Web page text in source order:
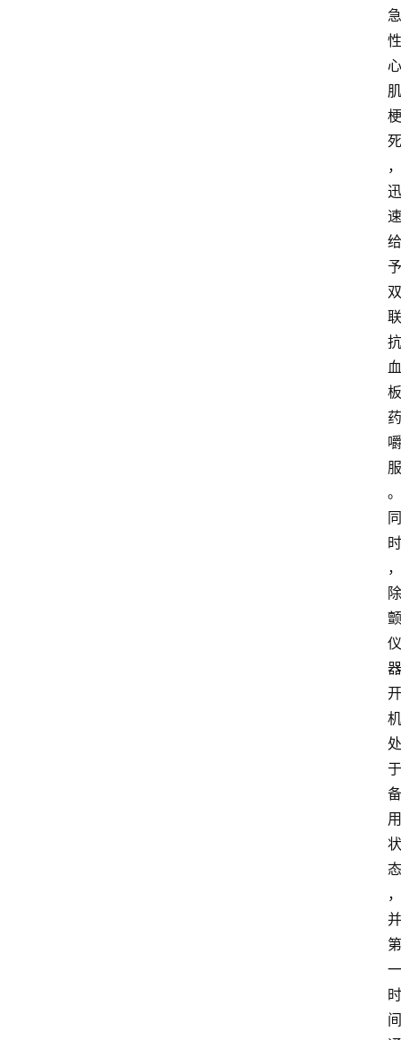
急
性
心
肌
梗
死
，
迅
速
给
予
双
联
抗
血
板
药
嚼
服
。
同
时
，
除
颤
仪
器
开
机
处
于
备
用
状
态
，
并
第
一
时
间